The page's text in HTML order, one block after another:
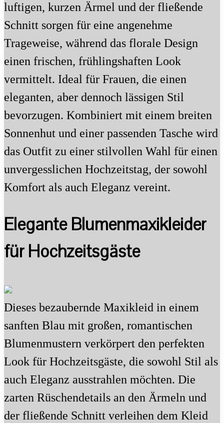
luftigen, kurzen Ärmel und der fließende
Schnitt sorgen für eine angenehme
Trageweise, während das florale Design
einen frischen, frühlingshaften Look
vermittelt. Ideal für Frauen, die einen
eleganten, aber dennoch lässigen Stil
bevorzugen. Kombiniert mit einem breiten
Sonnenhut und einer passenden Tasche wird
das Outfit zu einer stilvollen Wahl für einen
unvergesslichen Hochzeitstag, der sowohl
Komfort als auch Eleganz vereint.
Elegante Blumenmaxikleider
für Hochzeitsgäste
Dieses bezaubernde Maxikleid in einem
sanften Blau mit großen, romantischen
Blumenmustern verkörpert den perfekten
Look für Hochzeitsgäste, die sowohl Stil als
auch Eleganz ausstrahlen möchten. Die
zarten Rüschendetails an den Ärmeln und
der fließende Schnitt verleihen dem Kleid